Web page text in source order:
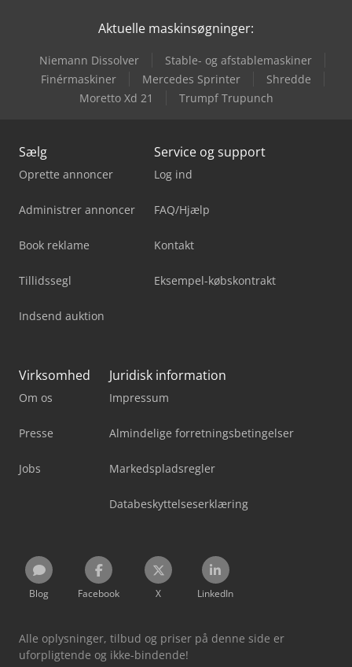
Aktuelle maskinsøgninger:
Niemann Dissolver
Stable- og afstablemaskiner
Finérmaskiner
Mercedes Sprinter
Shredde
Moretto Xd 21
Trumpf Trupunch
Sælg
Oprette annoncer
Administrer annoncer
Book reklame
Tillidssegl
Indsend auktion
Service og support
Log ind
FAQ/Hjælp
Kontakt
Eksempel-købskontrakt
Virksomhed
Om os
Presse
Jobs
Juridisk information
Impressum
Almindelige forretningsbetingelser
Markedspladsregler
Databeskyttelseserklæring
Blog Facebook X LinkedIn
Alle oplysninger, tilbud og priser på denne side er
uforpligtende og ikke-bindende!